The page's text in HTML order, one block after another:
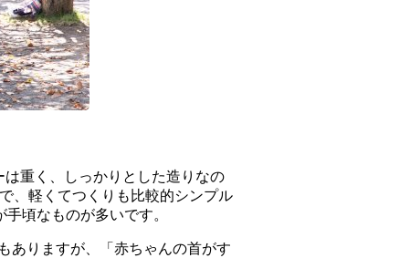
重く、しっかりとした造りなの
、軽くてつくりも比較的シンプル
頃なものが多いです。
ありますが、「赤ちゃんの首がす